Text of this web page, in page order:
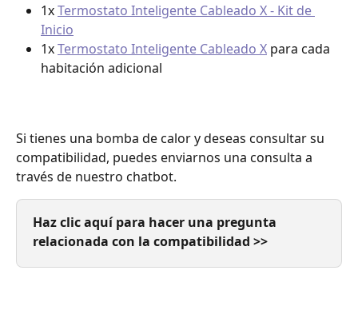
1x Termostato Inteligente Cableado X - Kit de
Inicio
1x Termostato Inteligente Cableado X para cada
habitación adicional
Si tienes una bomba de calor y deseas consultar su
compatibilidad, puedes enviarnos una consulta a
través de nuestro chatbot.
Haz clic aquí para hacer una pregunta
relacionada con la compatibilidad >>